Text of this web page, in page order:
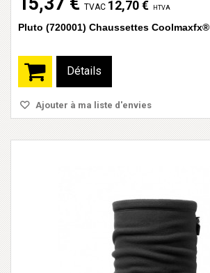
TVAC 12,70 € HTVA
Pluto (720001) Chaussettes Coolmaxfx®
Détails
Ajouter à ma liste d'envies